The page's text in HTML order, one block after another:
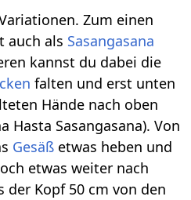
Zum einen
auch als Sasangasana
kannst du dabei die
falten und erst unten
Hände nach oben
Hasta Sasangasana). Von
Gesäß etwas heben und
etwas weiter nach
der Kopf 50 cm von den